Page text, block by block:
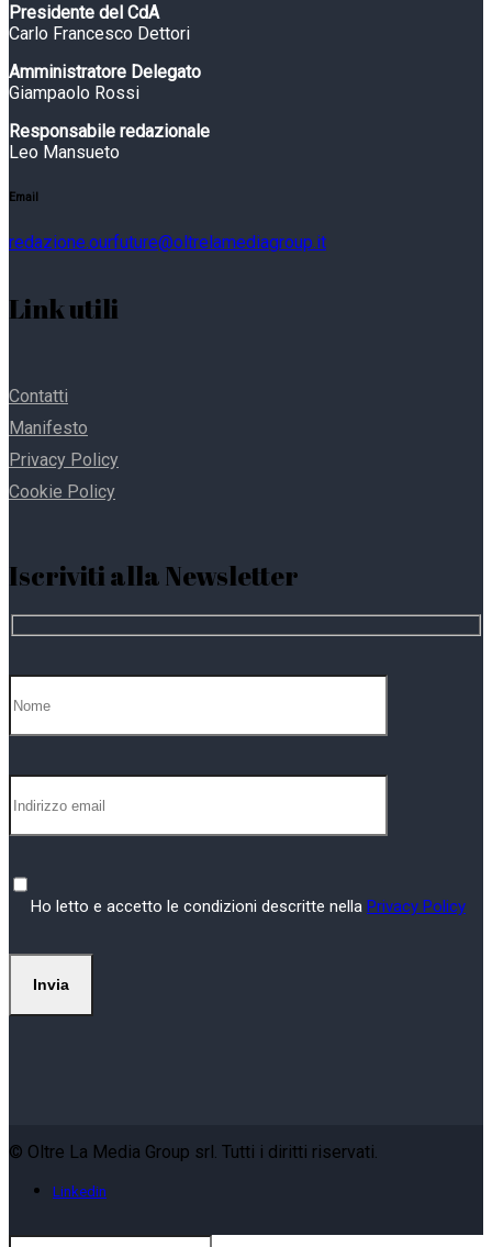
Presidente del CdA
Carlo Francesco Dettori
Amministratore Delegato
Giampaolo Rossi
Responsabile redazionale
Leo Mansueto
Email
redazione.ourfuture@oltrelamediagroup.it
Link utili
Contatti
Manifesto
Privacy Policy
Cookie Policy
Iscriviti alla Newsletter
Ho letto e accetto le condizioni descritte nella Privacy Policy
© Oltre La Media Group srl. Tutti i diritti riservati.
Linkedin